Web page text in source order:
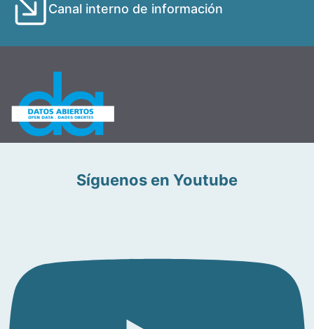
Canal interno de información
Síguenos en Youtube